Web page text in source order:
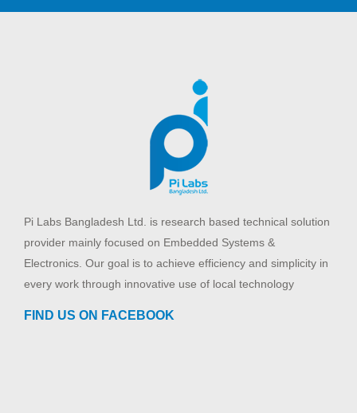
Pi Labs Bangladesh Ltd. is research based technical solution
provider mainly focused on Embedded Systems &
Electronics. Our goal is to achieve efficiency and simplicity in
every work through innovative use of local technology
FIND US ON FACEBOOK